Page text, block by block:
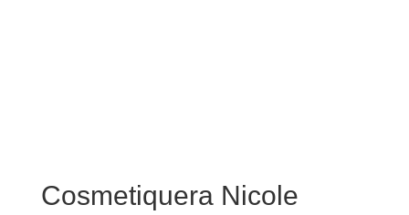
Cosmetiquera Nicole